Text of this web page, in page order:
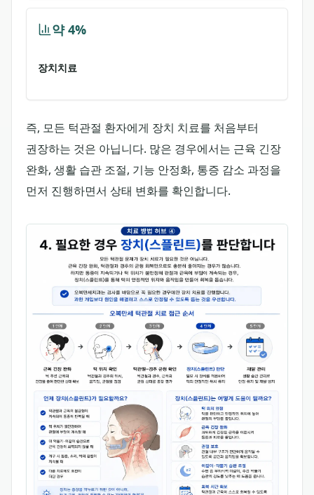
약 4%
장치치료
즉, 모든 턱관절 환자에게 장치 치료를 처음부터
권장하는 것은 아닙니다. 많은 경우에서는 근육 긴장
완화, 생활 습관 조절, 기능 안정화, 통증 감소 과정을
먼저 진행하면서 상태 변화를 확인합니다.